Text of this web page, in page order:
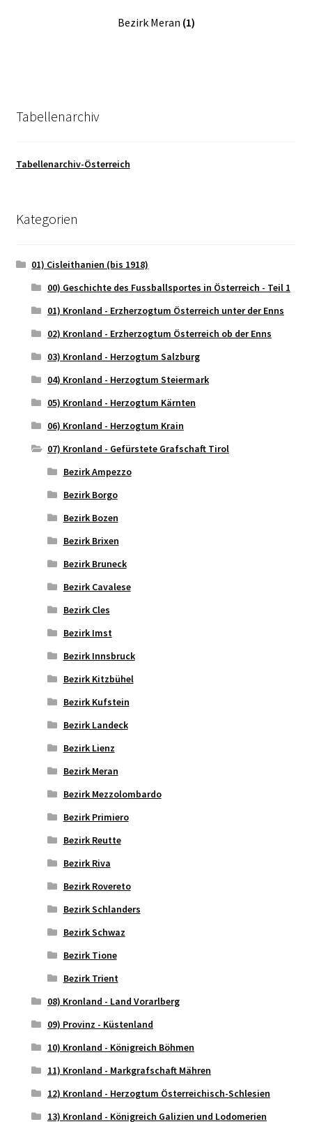
Bezirk Meran (1)
Tabellenarchiv
Tabellenarchiv-Österreich
Kategorien
01) Cisleithanien (bis 1918)
00) Geschichte des Fussballsportes in Österreich - Teil 1
01) Kronland - Erzherzogtum Österreich unter der Enns
02) Kronland - Erzherzogtum Österreich ob der Enns
03) Kronland - Herzogtum Salzburg
04) Kronland - Herzogtum Steiermark
05) Kronland - Herzogtum Kärnten
06) Kronland - Herzogtum Krain
07) Kronland - Gefürstete Grafschaft Tirol
Bezirk Ampezzo
Bezirk Borgo
Bezirk Bozen
Bezirk Brixen
Bezirk Bruneck
Bezirk Cavalese
Bezirk Cles
Bezirk Imst
Bezirk Innsbruck
Bezirk Kitzbühel
Bezirk Kufstein
Bezirk Landeck
Bezirk Lienz
Bezirk Meran
Bezirk Mezzolombardo
Bezirk Primiero
Bezirk Reutte
Bezirk Riva
Bezirk Rovereto
Bezirk Schlanders
Bezirk Schwaz
Bezirk Tione
Bezirk Trient
08) Kronland - Land Vorarlberg
09) Provinz - Küstenland
10) Kronland - Königreich Böhmen
11) Kronland - Markgrafschaft Mähren
12) Kronland - Herzogtum Österreichisch-Schlesien
13) Kronland - Königreich Galizien und Lodomerien